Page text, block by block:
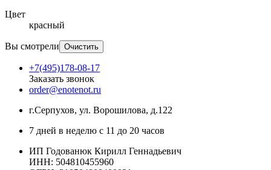
Цвет
красный
Вы смотрели Очистить
+7(495)178-08-17
Заказать звонок
order@enotenot.ru
г.Серпухов, ул. Ворошилова, д.122
7 дней в неделю с 11 до 20 часов
ИП Годованюк Кирилл Геннадьевич
ИНН: 504810455960